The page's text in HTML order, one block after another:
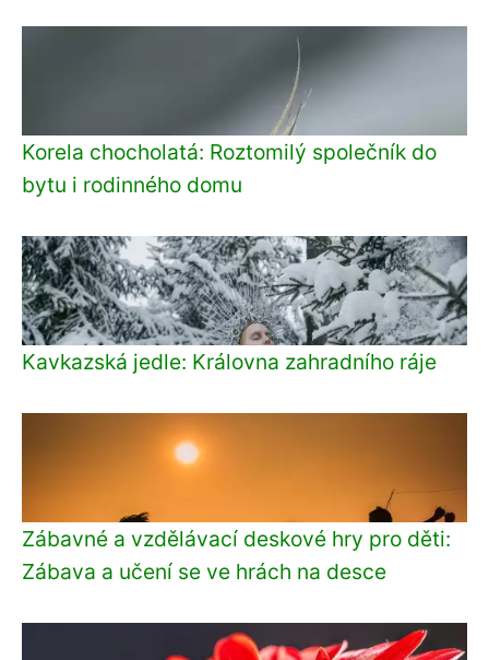
Korela chocholatá: Roztomilý společník do
bytu i rodinného domu
Kavkazská jedle: Královna zahradního ráje
Zábavné a vzdělávací deskové hry pro děti:
Zábava a učení se ve hrách na desce